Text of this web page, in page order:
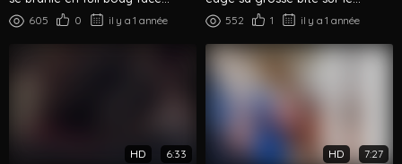
caméra
605 0 il y a 1 année
canapé bleu – Long solo
552 1 il y a 1 année
HD 6:33 HD 7:27